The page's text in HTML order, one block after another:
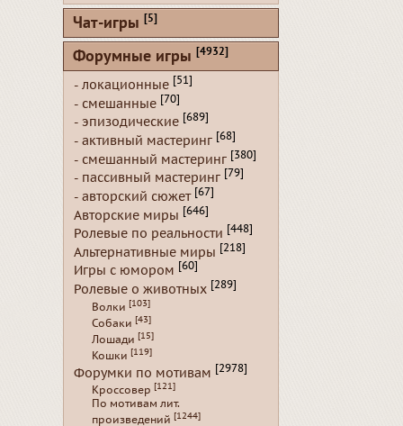
Чат-игры [5]
Форумные игры [4932]
- локационные [51]
- смешанные [70]
- эпизодические [689]
- активный мастеринг [68]
- смешанный мастеринг [380]
- пассивный мастеринг [79]
- авторский сюжет [67]
Авторские миры [646]
Ролевые по реальности [448]
Альтернативные миры [218]
Игры с юмором [60]
Ролевые о животных [289]
Волки [103]
Собаки [43]
Лошади [15]
Кошки [119]
Форумки по мотивам [2978]
Кроссовер [121]
По мотивам лит.
произведений [1244]